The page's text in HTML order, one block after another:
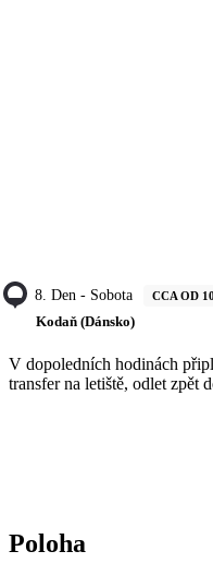
8. Den - Sobota CCA OD
Kodaň (Dánsko)
V dopoledních hodinách
transfer na letiště, odlet zpět
Poloha